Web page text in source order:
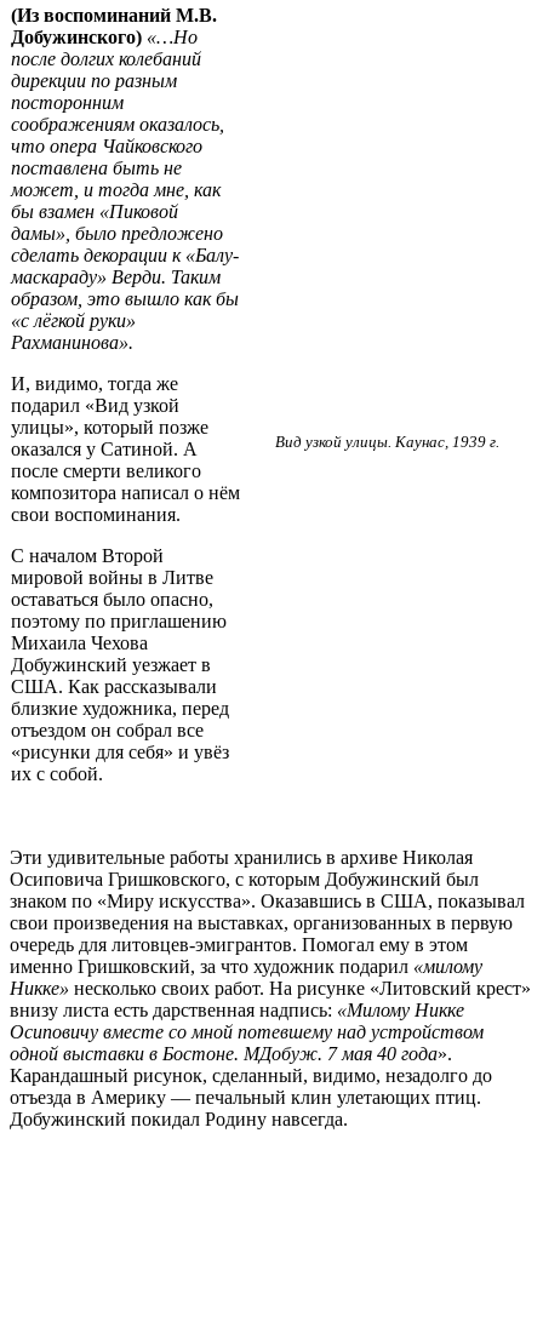
(Из воспоминаний М.В.
Добужинского) «…Но
после долгих колебаний
дирекции по разным
посторонним
соображениям оказалось,
что опера Чайковского
поставлена быть не
может, и тогда мне, как
бы взамен «Пиковой
дамы», было предложено
сделать декорации к «Балу-
маскараду» Верди. Таким
образом, это вышло как бы
«с лёгкой руки»
Рахманинова».
И, видимо, тогда же
подарил «Вид узкой
улицы», который позже
оказался у Сатиной. А
после смерти великого
композитора написал о нём
свои воспоминания.
С началом Второй
мировой войны в Литве
оставаться было опасно,
поэтому по приглашению
Михаила Чехова
Добужинский уезжает в
США. Как рассказывали
близкие художника, перед
отъездом он собрал все
«рисунки для себя» и увёз
их с собой.
Вид узкой улицы. Каунас, 1939 г.
Эти удивительные работы хранились в архиве Николая
Осиповича Гришковского, с которым Добужинский был
знаком по «Миру искусства». Оказавшись в США, показывал
свои произведения на выставках, организованных в первую
очередь для литовцев-эмигрантов. Помогал ему в этом
именно Гришковский, за что художник подарил «милому
Никке» несколько своих работ. На рисунке «Литовский крест»
внизу листа есть дарственная надпись: «Милому Никке
Осиповичу вместе со мной потевшему над устройством
одной выставки в Бостоне. МДобуж. 7 мая 40 года».
Карандашный рисунок, сделанный, видимо, незадолго до
отъезда в Америку — печальный клин улетающих птиц.
Добужинский покидал Родину навсегда.